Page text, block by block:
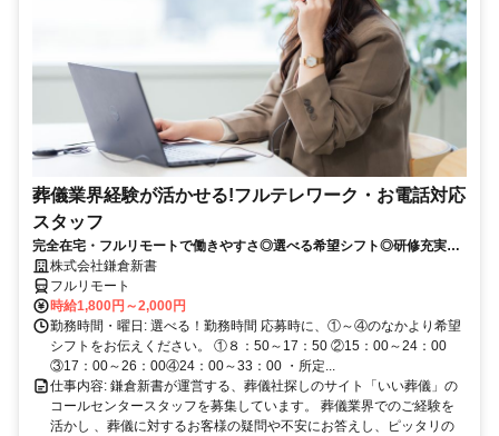
葬儀業界経験が活かせる!フルテレワーク・お電話対応
スタッフ
完全在宅・フルリモートで働きやすさ◎選べる希望シフト◎研修充実だ
から未経験でも安心！平日休みありの完全週休2日制で充実のワークラ
イフバランス！
株式会社鎌倉新書
フルリモート
時給1,800円～2,000円
勤務時間・曜日: 選べる！勤務時間 応募時に、①～④のなかより希望
シフトをお伝えください。 ①８：50～17：50 ②15：00～24：00
③17：00～26：00④24：00～33：00 ・所定...
仕事内容: 鎌倉新書が運営する、葬儀社探しのサイト「いい葬儀」の
コールセンタースタッフを募集しています。 葬儀業界でのご経験を
活かし 、葬儀に対するお客様の疑問や不安にお答えし、ピッタリの